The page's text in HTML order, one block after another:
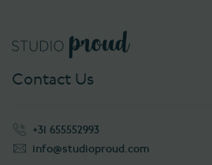
Contact Us
+31 655552993
info@studioproud.com